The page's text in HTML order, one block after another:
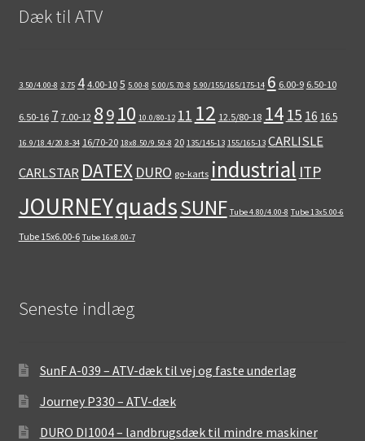
Dæk til ATV
3.50/4.00-8 3.75 4 4.00-10 5 5.00-8 5.00/5.70-8 5.90/155/165/175-14 6 6.00-9 6.50-10
6.50-16 7 7.00-12 89 10 10.0/80-12 11 12 12.5/80-18 14 15 16 16.5
16.9/18.4/20.8-34 16/70-20 18x8.50/9.50-8 20 135/145-13 155/165-13 CARLISLE
CARLSTAR DATEX DURO go-karts industrial ITP
JOURNEYquadsSUNF Tube 4.80/4.00-8 Tube 13x5.00-6
Tube 15x6.00-6 Tube 16x8.00-7
Seneste indlæg
SunF A-039 – ATV-dæk til vej og faste underlag
Journey P330 – ATV-dæk
DURO DI1004 – landbrugsdæk til mindre maskiner